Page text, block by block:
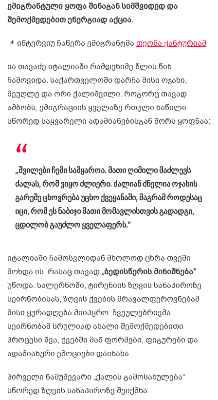
ემიგრანტული ყოფა შინაგან სიმშვიდედ და
შემოქმედებით ენერგიად აქცია.
📌 ინტერვიუ ჩაწერა ემიგრანტმა თეონა ჭანტურიამ
ია თავაძე იტალიაში რამდენიმე წლის წინ
ჩამოვიდა. საქართველოში დარჩა მისი ოჯახი,
მეუღლე და ორი ქალიშვილი. როგორც თავად
ამბობს, ემიგრაციის ყველაზე რთული ნაწილი
სწორედ საყვარელი ადამიანებისგან შორს ყოფნაა:
„შვილები ჩემი სამყაროა. მათი ღიმილი მაძლევს
ძალას, რომ ვიყო ძლიერი. ძალიან ძნელია ოჯახის
გარეშე ცხოვრება უცხო ქვეყანაში, მაგრამ როდესაც
იცი, რომ ეს ნაბიჯი მათი მომავლისთვის გადადგი,
ცდილობ გაუძლო ყველაფერს.“
იტალიაში ჩამოსვლიდან მხოლოდ ცხრა თვეში
მოხდა ის, რასაც თავად„ბედისწერის მინიშნება“
უწოდა. სალერნოში, ტირენიის ზღვის სანაპიროზე
სეირნობისას, ზღვის ქვების მრავალფეროვნებამ
მისი ყურადღება მიიპყრო. ჩვეულებრივმა
სეირნობამ სრულიად ახალი შემოქმედებითი
პროცესი შვა, ქვებში მან ფორმები, ფიგურები და
ადამიანური ემოციები დაინახა.
პირველი ნამუშევარი „ქალის გამოსახულება“
სწორედ ზღვის სანაპიროზე შეიქმნა.